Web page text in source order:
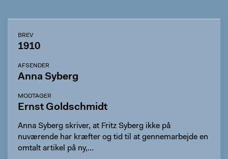
BREV
1910
AFSENDER
Anna Syberg
MODTAGER
Ernst Goldschmidt
Anna Syberg skriver, at Fritz Syberg ikke på
nuværende har kræfter og tid til at gennemarbejde en
omtalt artikel på ny,…